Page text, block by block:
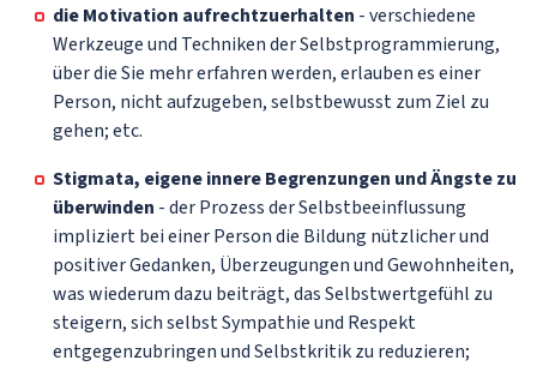
die Motivation aufrechtzuerhalten - verschiedene
Werkzeuge und Techniken der Selbstprogrammierung,
über die Sie mehr erfahren werden, erlauben es einer
Person, nicht aufzugeben, selbstbewusst zum Ziel zu
gehen; etc.
Stigmata, eigene innere Begrenzungen und Ängste zu
überwinden - der Prozess der Selbstbeeinflussung
impliziert bei einer Person die Bildung nützlicher und
positiver Gedanken, Überzeugungen und Gewohnheiten,
was wiederum dazu beiträgt, das Selbstwertgefühl zu
steigern, sich selbst Sympathie und Respekt
entgegenzubringen und Selbstkritik zu reduzieren;